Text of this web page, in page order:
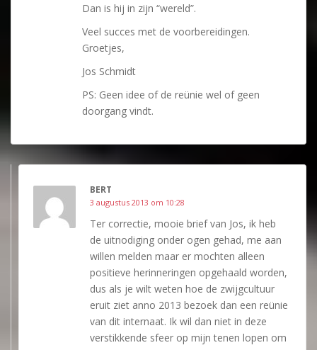
Dan is hij in zijn “wereld”.
Veel succes met de voorbereidingen.
Groetjes,
Jos Schmidt
PS: Geen idee of de reünie wel of geen
doorgang vindt.
BERT
3 augustus 2013 om 10:28
Ter correctie, mooie brief van Jos, ik heb
de uitnodiging onder ogen gehad, me aan
willen melden maar er mochten alleen
positieve herinneringen opgehaald worden,
dus als je wilt weten hoe de zwijgcultuur
eruit ziet anno 2013 bezoek dan een reünie
van dit internaat. Ik wil dan niet in deze
verstikkende sfeer op mijn tenen lopen om